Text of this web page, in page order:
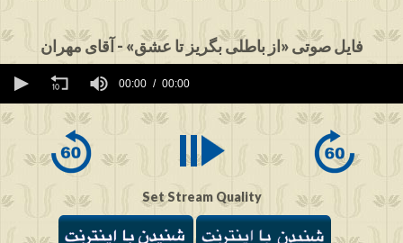
فایل صوتی «از باطلی بگریز تا عشق» - آقای مهران
seconds
0
seconds
00:00 00:00
Set Stream Quality